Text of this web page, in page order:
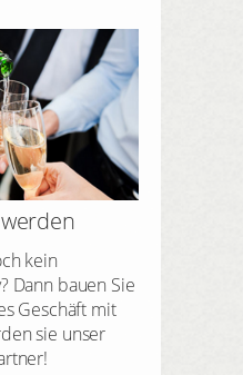
kein
Dann bauen Sie
Geschäft mit
sie unser